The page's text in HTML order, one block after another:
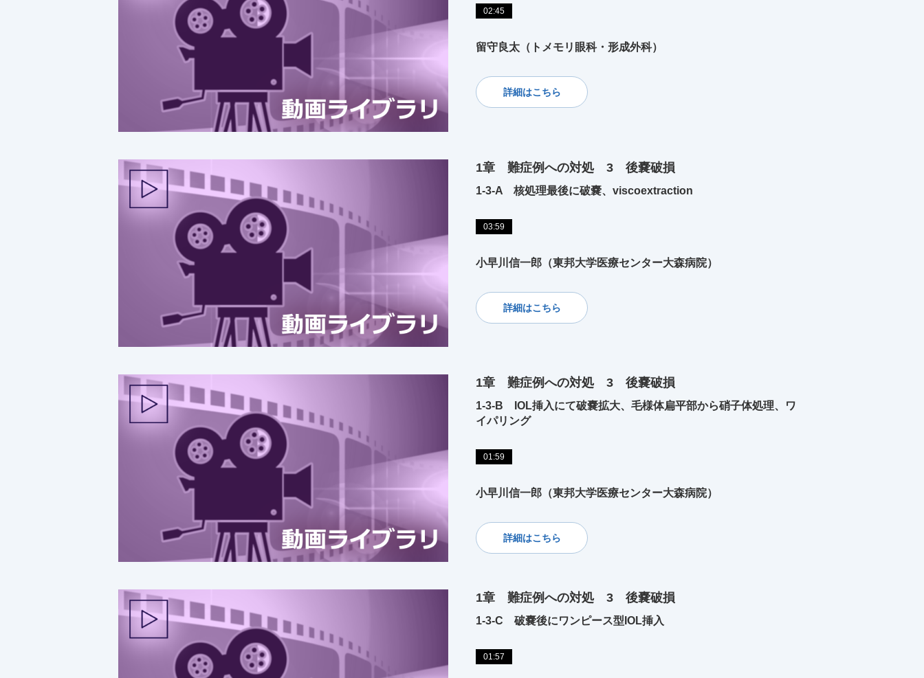
02:45
留守良太（トメモリ眼科・形成外科）
詳細はこちら
1章 難症例への対処 3 後嚢破損
1-3-A 核処理最後に破嚢、viscoextraction
03:59
小早川信一郎（東邦大学医療センター大森病院）
詳細はこちら
1章 難症例への対処 3 後嚢破損
1-3-B IOL挿入にて破嚢拡大、毛様体扁平部から硝子体処理、ワ
イパリング
01:59
小早川信一郎（東邦大学医療センター大森病院）
詳細はこちら
1章 難症例への対処 3 後嚢破損
1-3-C 破嚢後にワンピース型IOL挿入
01:57